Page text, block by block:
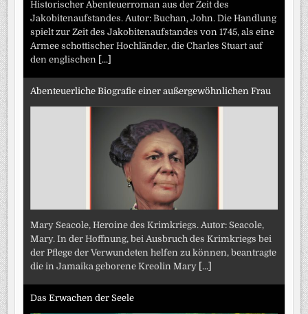
Historischer Abenteuerroman aus der Zeit des
Jakobitenaufstandes. Autor: Buchan, John. Die Handlung
spielt zur Zeit des Jakobitenaufstandes von 1745, als eine
Armee schottischer Hochländer, die Charles Stuart auf
den englischen
[...]
Abenteuerliche Biografie einer außergewöhnlichen Frau
Mary Seacole, Heroine des Krimkriegs. Autor: Seacole,
Mary. In der Hoffnung, bei Ausbruch des Krimkriegs bei
der Pflege der Verwundeten helfen zu können, beantragte
die in Jamaika geborene Kreolin Mary [...]
Das Erwachen der Seele